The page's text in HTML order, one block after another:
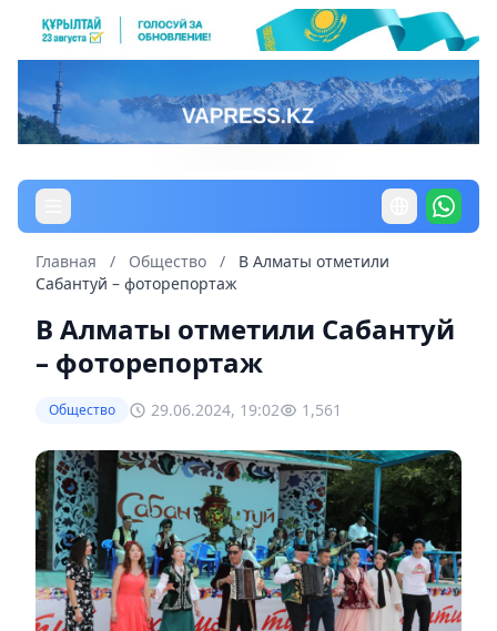
Главная / Общество /
В Алматы отметили
Сабантуй – фоторепортаж
В Алматы отметили Сабантуй
– фоторепортаж
Общество 29.06.2024, 19:02 1,561